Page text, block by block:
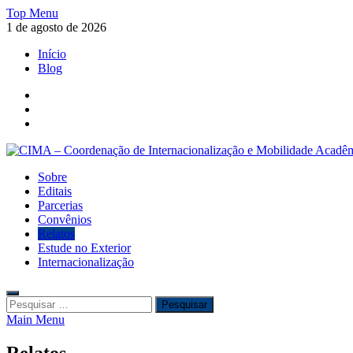
Skip
to
Top Menu
1 de agosto de 2026
Início
Blog
CIMA – Coordenação de Internacionalização e Mobilidade Acadêmica
CIMA – Coordenação de Internacionalização e Mobilidade Acadêmica
Sobre
Editais
Parcerias
Convênios
Relatos
Estude no Exterior
Internacionalização
Pesquisar
por:
Main Menu